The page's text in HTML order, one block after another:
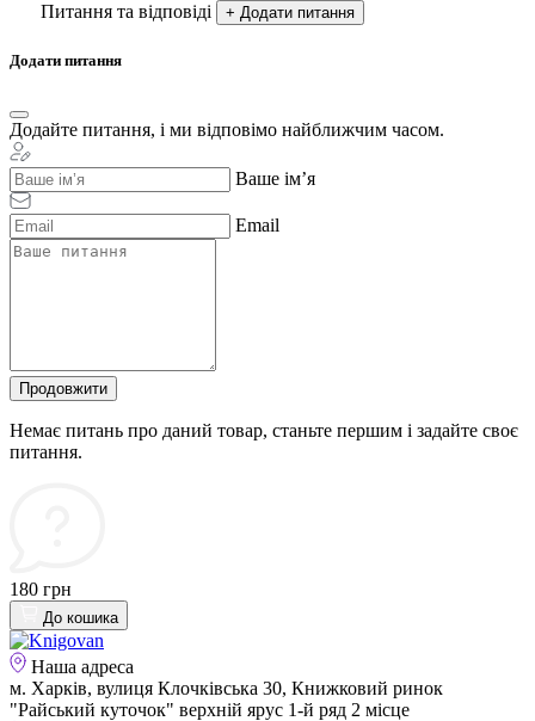
Питання та відповіді + Додати питання
Додати питання
Додайте питання, і ми відповімо найближчим часом.
Ваше ім’я
Email
Продовжити
Немає питань про даний товар, станьте першим і задайте своє
питання.
180 грн
До кошика
Наша адреса
м. Харків, вулиця Клочківська 30, Книжковий ринок
"Райський куточок" верхній ярус 1-й ряд 2 місце